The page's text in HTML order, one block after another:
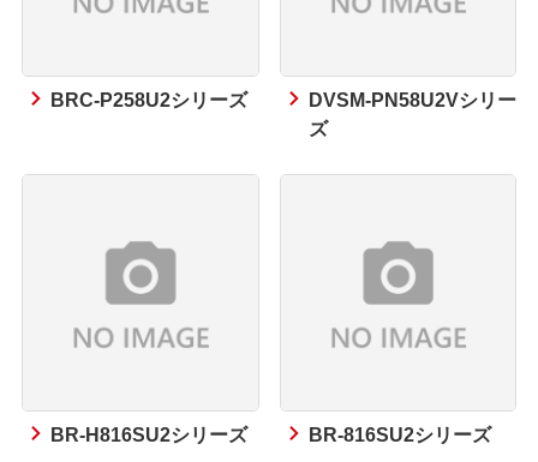
BRC-P258U2シリーズ
DVSM-PN58U2Vシリー
ズ
BR-H816SU2シリーズ BR-816SU2シリーズ